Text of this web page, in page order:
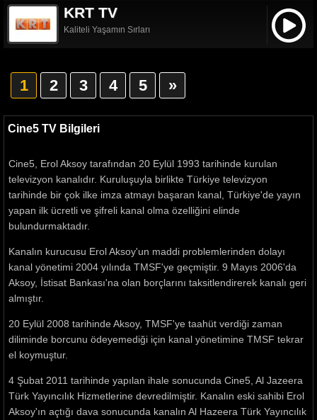
KRT TV
Kaliteli Yaşamın Sırları
1 2 3 4 5 »
Cine5 TV Bilgileri
Cine5, Erol Aksoy tarafından 20 Eylül 1993 tarihinde kurulan
televizyon kanalıdır. Kuruluşuyla birlikte Türkiye televizyon
tarihinde bir çok ilke imza atmayı başaran kanal, Türkiye'de yayın
yapan ilk ücretli ve şifreli kanal olma özelliğini elinde
bulundurmaktadır.
Kanalın kurucusu Erol Aksoy'un maddi problemlerinden dolayı
kanal yönetimi 2004 yılında TMSF'ye geçmiştir. 9 Mayıs 2006'da
Aksoy, İstisat Bankası'na olan borçlarını taksitlendirerek kanalı geri
almıştır.
20 Eylül 2008 tarihinde Aksoy, TMSF'ye taahüt verdiği zaman
diliminde borcunu ödeyemediği için kanal yönetimine TMSF tekrar
el koymuştur.
4 Şubat 2011 tarihinde yapılan ihale sonucunda Cine5, Al Jazeera
Türk Yayıncılık Hizmetlerine devredilmiştir. Kanalın eski sahibi Erol
Aksoy'ın açtığı dava sonucunda kanalın Al Hazeera Türk Yayıncılık